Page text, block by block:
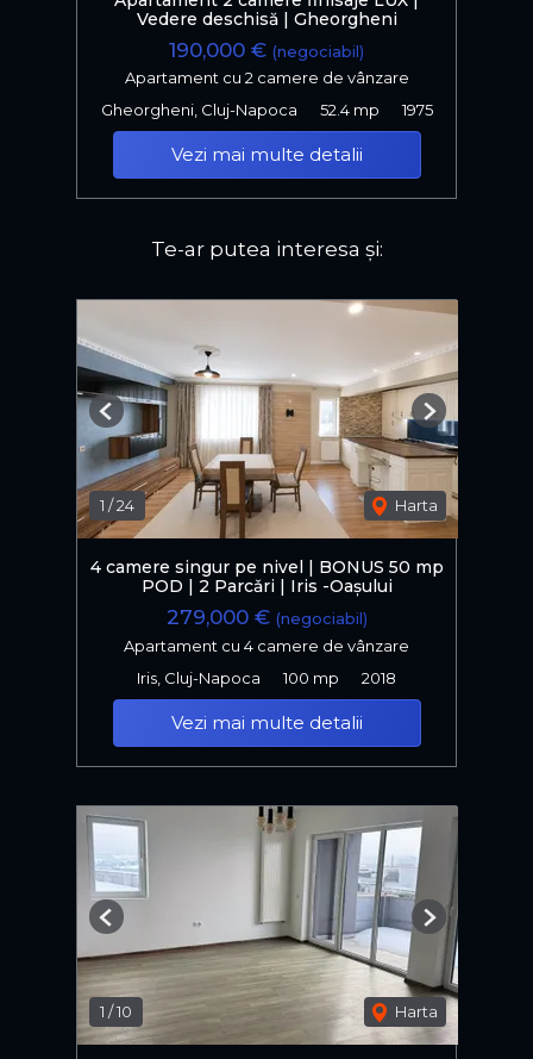
Vedere deschisă | Gheorgheni
190,000 € (negociabil)
Apartament cu 2 camere de vânzare
Gheorgheni, Cluj-Napoca
52.4 mp 1975
Vezi mai multe detalii
Te-ar putea interesa și:
1 /24 Harta
Previous Next
4 camere singur pe nivel | BONUS 50 mp
POD | 2 Parcǎri | Iris -Oașului
279,000 € (negociabil)
Apartament cu 4 camere de vânzare
Iris, Cluj-Napoca
100 mp 2018
Vezi mai multe detalii
1 /10 Harta
Previous Next